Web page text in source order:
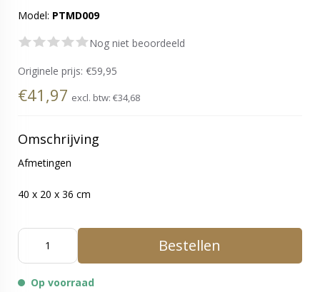
Model: PTMD009
Nog niet beoordeeld
Originele prijs: €59,95
€41,97 excl. btw: €34,68
Omschrijving
Afmetingen
40 x 20 x 36 cm
Bestellen
Op voorraad